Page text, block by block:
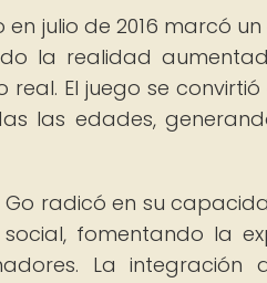
en julio de 2016 marcó
la realidad
real. El juego se
las edades,
Go radicó en su
fomentando la
La integración